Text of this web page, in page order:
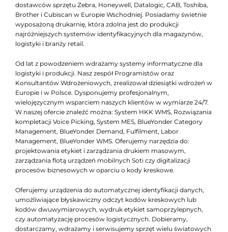
dostawców sprzętu Zebra, Honeywell, Datalogic, CAB, Toshiba,
Brother i Cubiscan w Europie Wschodniej. Posiadamy świetnie
wyposażoną drukarnię, która zdolna jest do produkcji
najróżniejszych systemów identyfikacyjnych dla magazynów,
logistyki i branży retail.
Od lat z powodzeniem wdrażamy systemy informatyczne dla
logistyki i produkcji. Nasz zespół Programistów oraz
Konsultantów Wdrożeniowych, zrealizował dziesiątki wdrożeń w
Europie i w Polsce. Dysponujemy profesjonalnym,
wielojęzycznym wsparciem naszych klientów w wymiarze 24/7.
W naszej ofercie znaleźć można: System HKK WMS, Rozwiązania
kompletacji Voice Picking, System MES, BlueYonder Category
Management, BlueYonder Demand, Fulfilment, Labor
Management, BlueYonder WMS. Oferujemy narzędzia do:
projektowania etykiet i zarządzania drukiem masowym,
zarządzania flotą urządzeń mobilnych Soti czy digitalizacji
procesów biznesowych w oparciu o kody kreskowe.
Oferujemy urządzenia do automatycznej identyfikacji danych,
umożliwiające błyskawiczny odczyt kodów kreskowych lub
kodów dwuwymiarowych, wydruk etykiet samoprzylepnych,
czy automatyzację procesów logistycznych. Dobieramy,
dostarczamy, wdrażamy i serwisujemy sprzęt wielu światowych